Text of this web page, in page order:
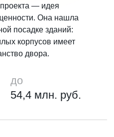
— идея
Она нашла
посадке зданий:
корпусов имеет
двора.
54,4 млн. руб.
до